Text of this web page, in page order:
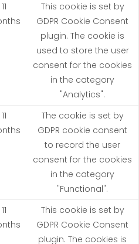
11
This cookie is set by
GDPR Cookie Consent
plugin. The cookie is
used to store the user
consent for the cookies
in the category
"Analytics".
11
The cookie is set by
GDPR cookie consent
to record the user
consent for the cookies
in the category
"Functional".
11
This cookie is set by
GDPR Cookie Consent
plugin. The cookies is